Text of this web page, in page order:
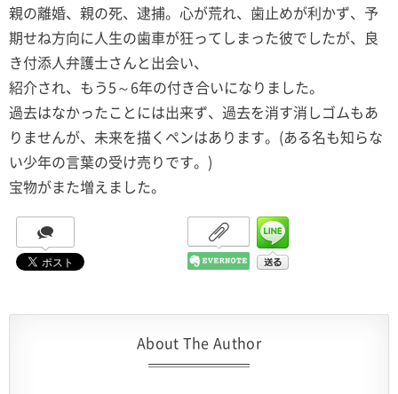
親の離婚、親の死、逮捕。心が荒れ、歯止めが利かず、予
期せね方向に人生の歯車が狂ってしまった彼でしたが、良
き付添人弁護士さんと出会い、
紹介され、もう5～6年の付き合いになりました。
過去はなかったことには出来ず、過去を消す消しゴムもあ
りませんが、未来を描くペンはあります。(ある名も知らな
い少年の言葉の受け売りです。)
宝物がまた増えました。
About The Author